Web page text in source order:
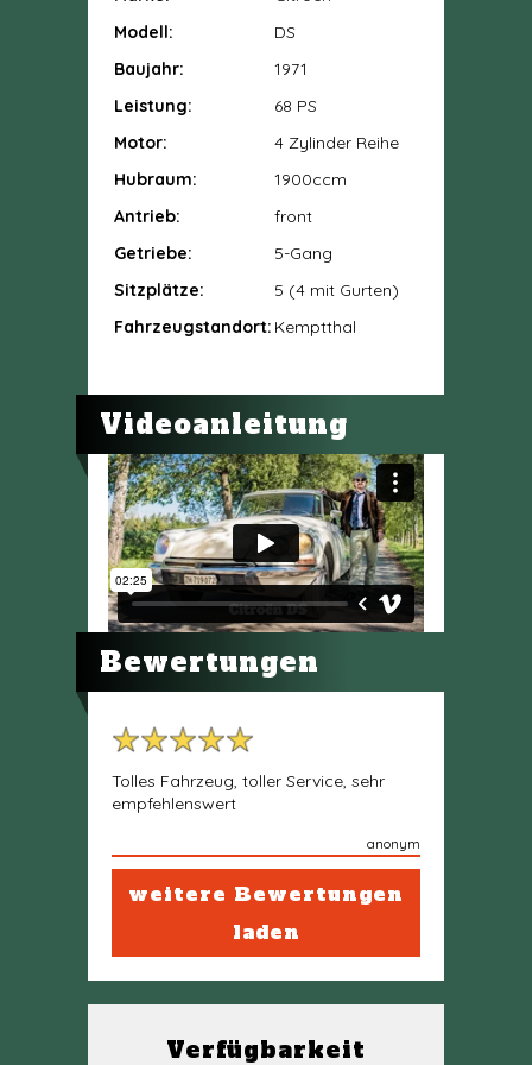
Modell:
DS
Baujahr:
1971
Leistung:
68 PS
Motor:
4 Zylinder Reihe
Hubraum:
1900ccm
Antrieb:
front
Getriebe:
5-Gang
Sitzplätze:
5 (4 mit Gurten)
Fahrzeugstandort: Kemptthal
Videoanleitung
Bewertungen
Tolles Fahrzeug, toller Service, sehr
empfehlenswert
anonym
weitere Bewertungen
laden
Verfügbarkeit